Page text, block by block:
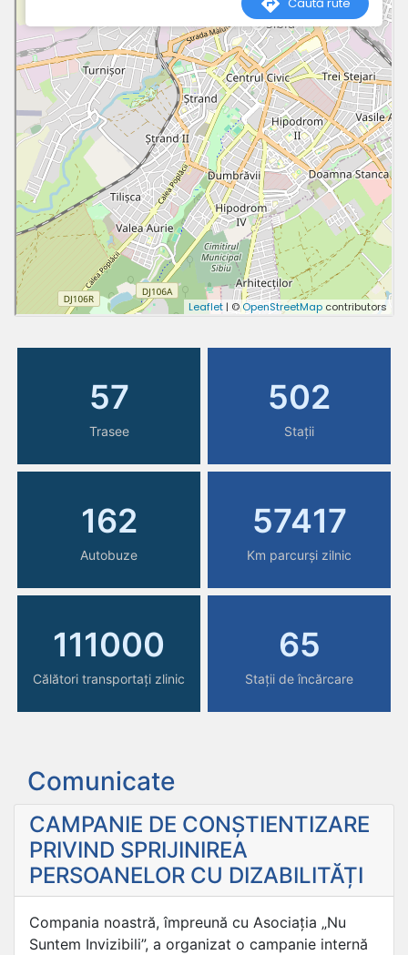
57
Trasee
502
Stații
162
Autobuze
57417
Km parcurși zilnic
111000
Călători transportați zlinic
65
Stații de încărcare
Comunicate
CAMPANIE DE CONȘTIENTIZARE
PRIVIND SPRIJINIREA
PERSOANELOR CU DIZABILITĂȚI
Compania noastră, împreună cu Asociația „Nu
Suntem Invizibili”, a organizat o campanie internă